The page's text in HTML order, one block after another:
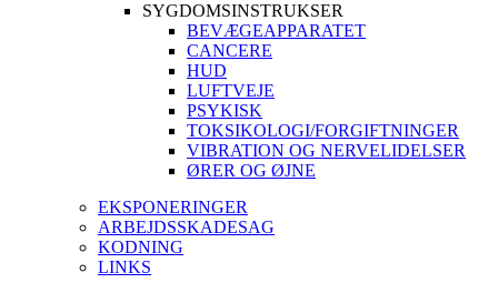
SYGDOMSINSTRUKSER
BEVÆGEAPPARATET
CANCERE
HUD
LUFTVEJE
PSYKISK
TOKSIKOLOGI/FORGIFTNINGER
VIBRATION OG NERVELIDELSER
ØRER OG ØJNE
EKSPONERINGER
ARBEJDSSKADESAG
KODNING
LINKS